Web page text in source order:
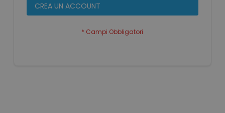
CREA UN ACCOUNT